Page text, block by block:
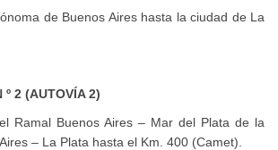
de Buenos Aires hasta la ciudad de La
2 (AUTOVÍA 2)
Ramal Buenos Aires – Mar del Plata de la
– La Plata hasta el Km. 400 (Camet).